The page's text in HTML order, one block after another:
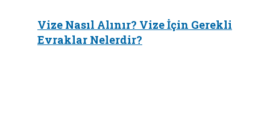
Vize Nasıl Alınır? Vize İçin Gerekli
Evraklar Nelerdir?